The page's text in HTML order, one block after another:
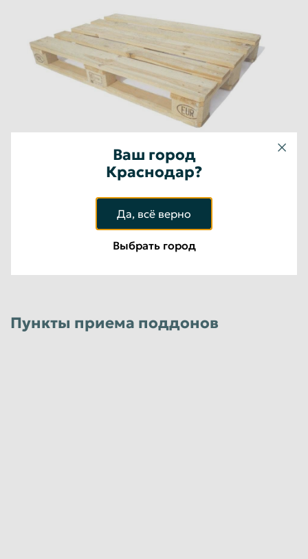
Юридические лица
Ломаные финские поддоны 1000*1200
руб/шт
Пункты приема поддонов
Ваш город
Краснодар?
Да, всё верно
Выбрать город